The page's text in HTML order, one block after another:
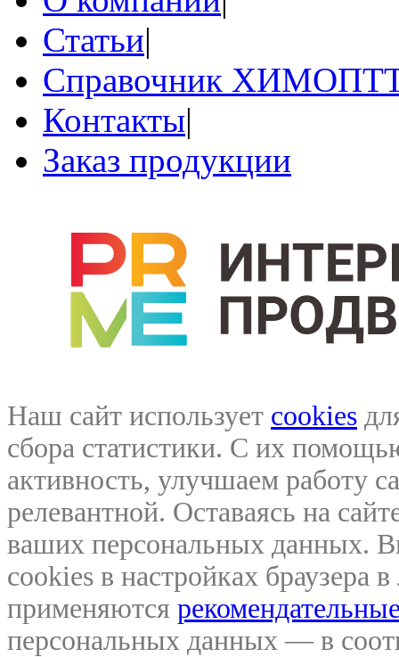
Статьи|
Справочник
Контакты|
Заказ продукции
Наш сайт использует cookies
сбора статистики. С их
активность, улучшаем работу
релевантной. Оставаясь на
ваших персональных данных.
cookies в настройках браузера
применяются
персональных данных — в